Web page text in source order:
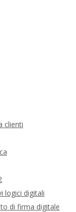
clienti
logici digitali
di firma digitale